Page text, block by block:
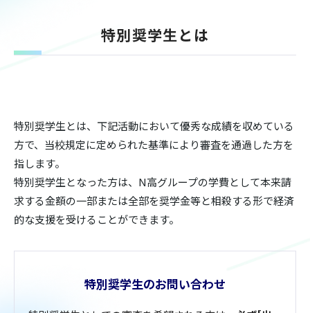
特別奨学生とは
特別奨学生とは、下記活動において優秀な成績を収めている
方で、当校規定に定められた基準により審査を通過した方を
指します。
特別奨学生となった方は、N高グループの学費として本来請
求する金額の一部または全部を奨学金等と相殺する形で経済
的な支援を受けることができます。
特別奨学生のお問い合わせ